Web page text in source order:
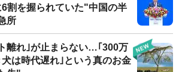
割を握られていた"中国の半
所
離れ｣が止まらない…｢300万
は時代遅れ｣という真のお金